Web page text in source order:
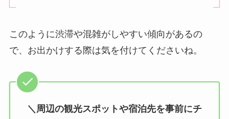
このように渋滞や混雑がしやすい傾向があるの
で、お出かけする際は気を付けてくださいね。
＼周辺の観光スポットや宿泊先を事前にチ